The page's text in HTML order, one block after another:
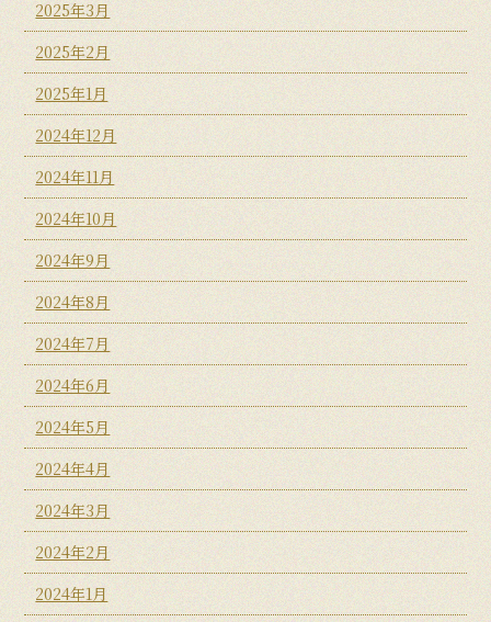
2025年3月
2025年2月
2025年1月
2024年12月
2024年11月
2024年10月
2024年9月
2024年8月
2024年7月
2024年6月
2024年5月
2024年4月
2024年3月
2024年2月
2024年1月